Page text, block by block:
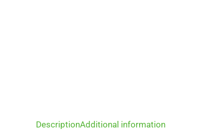
DescriptionAdditional information